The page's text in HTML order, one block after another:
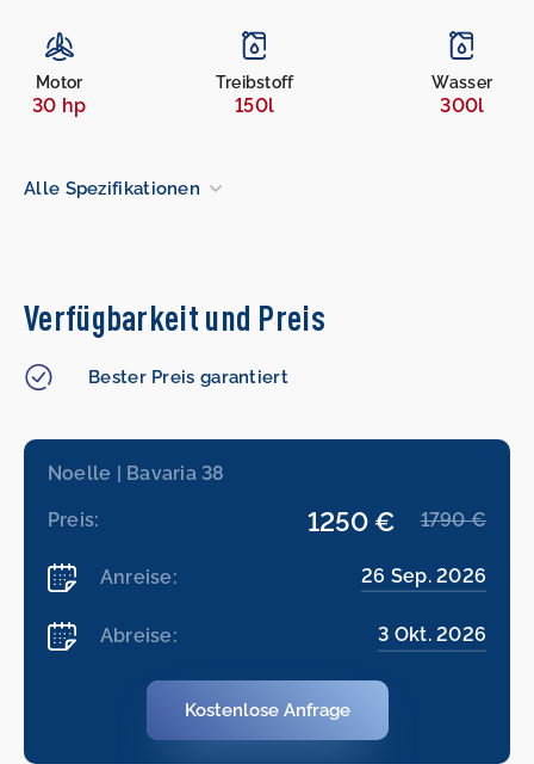
Motor
30 hp
Treibstoff
150l
Wasser
300l
Alle Spezifikationen
Verfügbarkeit und Preis
Bester Preis garantiert
Noelle | Bavaria 38
Preis: 1250 € 1790 €
Anreise: 26 Sep. 2026
Abreise: 3 Okt. 2026
Kostenlose Anfrage